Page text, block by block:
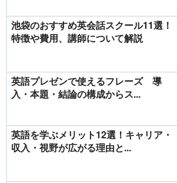
池袋のおすすめ英会話スクール11選！
特徴や費用、講師について解説
英語プレゼンで使えるフレーズ 導
入・本題・結論の構成からス...
英語を学ぶメリット12選！キャリア・
収入・視野が広がる理由と...